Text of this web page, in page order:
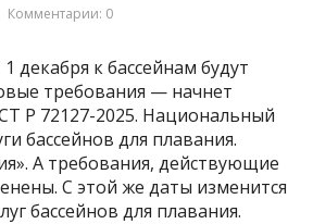
Комментарии: 0
декабря к бассейнам будут
требования — начнет
Р 72127-2025. Национальный
бассейнов для плавания.
А требования, действующие
С этой же даты изменится
бассейнов для плавания.